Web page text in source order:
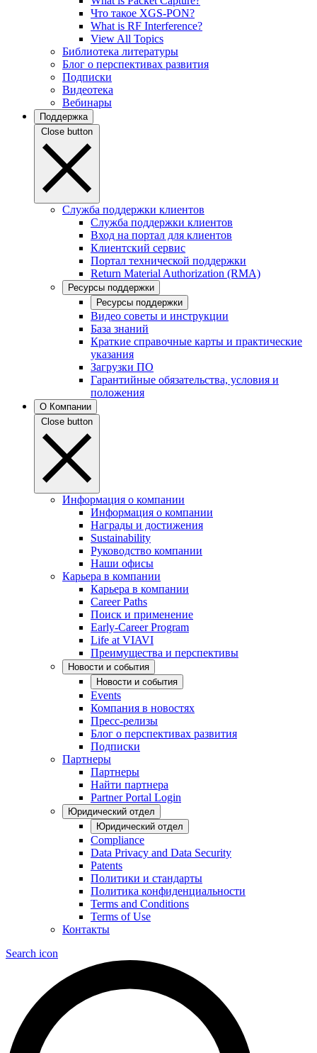
Что такое XGS-PON?
What is RF Interference?
View All Topics
Библиотека литературы
Блог о перспективах развития
Подписки
Видеотека
Вебинары
Поддержка
Close button
Служба поддержки клиентов
Служба поддержки клиентов
Вход на портал для клиентов
Клиентский сервис
Портал технической поддержки
Return Material Authorization (RMA)
Ресурсы поддержки
Ресурсы поддержки
Видео советы и инструкции
База знаний
Краткие справочные карты и практические
указания
Загрузки ПО
Гарантийные обязательства, условия и
положения
О Компании
Close button
Информация о компании
Информация о компании
Награды и достижения
Sustainability
Руководство компании
Наши офисы
Карьера в компании
Карьера в компании
Career Paths
Поиск и применение
Early-Career Program
Life at VIAVI
Преимущества и перспективы
Новости и события
Новости и события
Events
Компания в новостях
Пресс-релизы
Блог о перспективах развития
Подписки
Партнеры
Партнеры
Найти партнера
Partner Portal Login
Юридический отдел
Юридический отдел
Compliance
Data Privacy and Data Security
Patents
Политики и стандарты
Политика конфиденциальности
Terms and Conditions
Terms of Use
Контакты
Search icon